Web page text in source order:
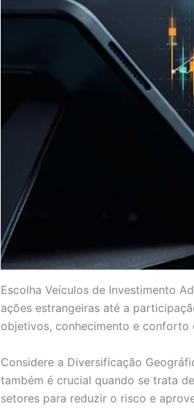
Escolha Veículos de Investimento
ações estrangeiras até a
objetivos, conhecimento e conforto
Considere a Diversificação
também é crucial quando se trata
setores para reduzir o risco e